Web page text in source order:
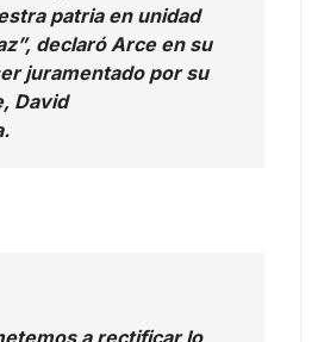
patria en unidad
declaró Arce en su
juramentado por su
David
a rectificar lo